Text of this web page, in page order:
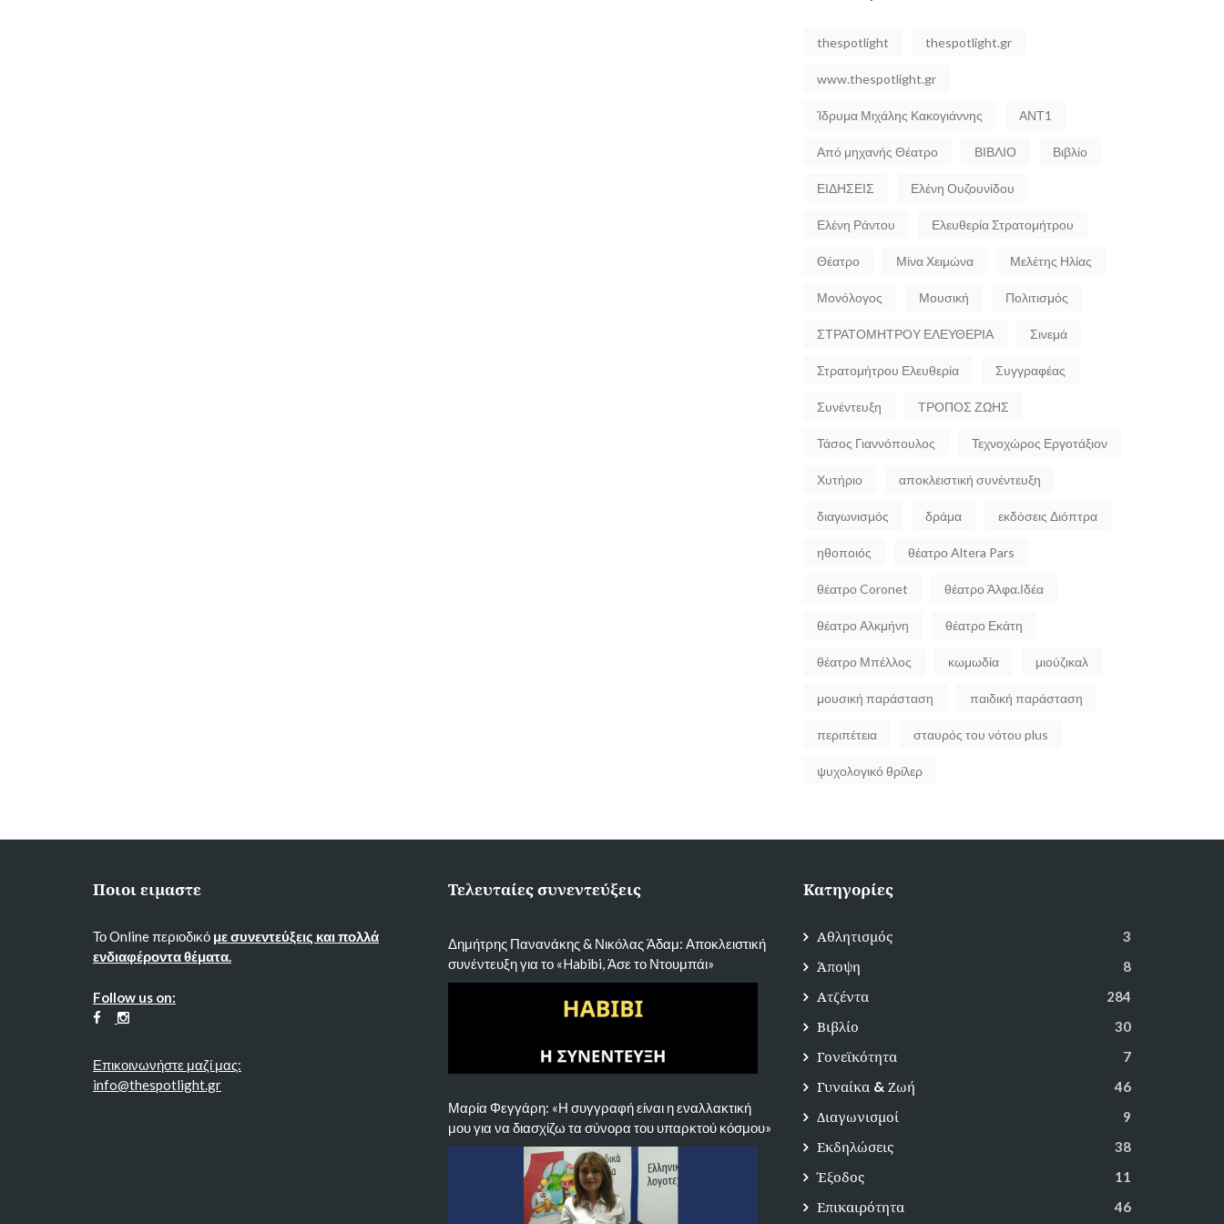
thespotlight thespotlight.gr
www.thespotlight.gr
Ίδρυμα Μιχάλης Κακογιάννης ΑΝΤ1
Από μηχανής Θέατρο ΒΙΒΛΙΟ Βιβλίο
ΕΙΔΗΣΕΙΣ Ελένη Ουζουνίδου
Ελένη Ράντου Ελευθερία Στρατομήτρου
Θέατρο Μίνα Χειμώνα Μελέτης Ηλίας
Μονόλογος Μουσική Πολιτισμός
ΣΤΡΑΤΟΜΗΤΡΟΥ ΕΛΕΥΘΕΡΙΑ Σινεμά
Στρατομήτρου Ελευθερία Συγγραφέας
Συνέντευξη ΤΡΟΠΟΣ ΖΩΗΣ
Τάσος Γιαννόπουλος Τεχνοχώρος Εργοτάξιον
Χυτήριο αποκλειστική συνέντευξη
διαγωνισμός δράμα εκδόσεις Διόπτρα
ηθοποιός θέατρο Altera Pars
θέατρο Coronet θέατρο Άλφα.Ιδέα
θέατρο Αλκμήνη θέατρο Εκάτη
θέατρο Μπέλλος κωμωδία μιούζικαλ
μουσική παράσταση παιδική παράσταση
περιπέτεια σταυρός του νότου plus
ψυχολογικό θρίλερ
Ποιοι ειμαστε
Το Online περιοδικό με συνεντεύξεις και πολλά
ενδιαφέροντα θέματα.
Follow us on:
Επικοινωνήστε μαζί μας:
info@thespotlight.gr
Τελευταίες συνεντεύξεις
Δημήτρης Πανανάκης & Νικόλας Άδαμ: Αποκλειστική
συνέντευξη για το «Habibi, Άσε το Ντουμπάι»
Μαρία Φεγγάρη: «Η συγγραφή είναι η εναλλακτική
μου για να διασχίζω τα σύνορα του υπαρκτού κόσμου»
Κατηγορίες
Αθλητισμός 3
Άποψη 8
Ατζέντα 284
Βιβλίο 30
Γονεϊκότητα 7
Γυναίκα & Ζωή 46
Διαγωνισμοί 9
Εκδηλώσεις 38
Έξοδος 11
Επικαιρότητα 46